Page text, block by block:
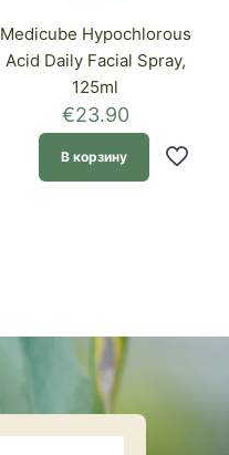
Medicube Hypochlorous
Acid Daily Facial Spray,
125ml
€23.90
В корзину